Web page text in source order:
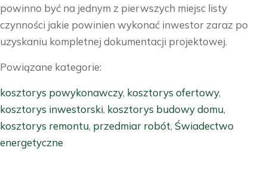
powinno być na jednym z pierwszych miejsc listy
czynności jakie powinien wykonać inwestor zaraz po
uzyskaniu kompletnej dokumentacji projektowej.
Powiązane kategorie:
kosztorys powykonawczy, kosztorys ofertowy,
kosztorys inwestorski, kosztorys budowy domu,
kosztorys remontu, przedmiar robót, Świadectwo
energetyczne